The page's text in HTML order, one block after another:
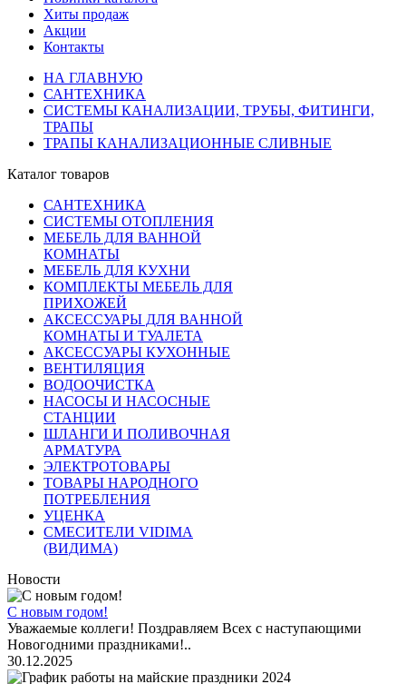
Хиты продаж
Акции
Контакты
НА ГЛАВНУЮ
САНТЕХНИКА
СИСТЕМЫ КАНАЛИЗАЦИИ, ТРУБЫ, ФИТИНГИ,
ТРАПЫ
ТРАПЫ КАНАЛИЗАЦИОННЫЕ СЛИВНЫЕ
Каталог товаров
САНТЕХНИКА
СИСТЕМЫ ОТОПЛЕНИЯ
МЕБЕЛЬ ДЛЯ ВАННОЙ
КОМНАТЫ
МЕБЕЛЬ ДЛЯ КУХНИ
КОМПЛЕКТЫ МЕБЕЛЬ ДЛЯ
ПРИХОЖЕЙ
АКСЕССУАРЫ ДЛЯ ВАННОЙ
КОМНАТЫ И ТУАЛЕТА
АКСЕССУАРЫ КУХОННЫЕ
ВЕНТИЛЯЦИЯ
ВОДООЧИСТКА
НАСОСЫ И НАСОСНЫЕ
СТАНЦИИ
ШЛАНГИ И ПОЛИВОЧНАЯ
АРМАТУРА
ЭЛЕКТРОТОВАРЫ
ТОВАРЫ НАРОДНОГО
ПОТРЕБЛЕНИЯ
УЦЕНКА
СМЕСИТЕЛИ VIDIMA
(ВИДИМА)
Новости
С новым годом!
Уважаемые коллеги! Поздравляем Всех с наступающими
Новогодними праздниками!..
30.12.2025